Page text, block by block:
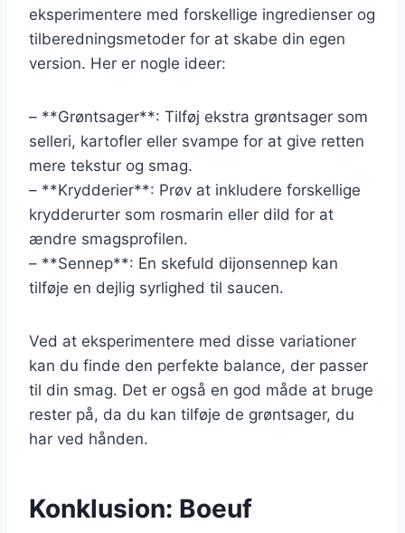
eksperimentere med forskellige ingredienser og
tilberedningsmetoder for at skabe din egen
version. Her er nogle ideer:
– **Grøntsager**: Tilføj ekstra grøntsager som
selleri, kartofler eller svampe for at give retten
mere tekstur og smag.
– **Krydderier**: Prøv at inkludere forskellige
krydderurter som rosmarin eller dild for at
ændre smagsprofilen.
– **Sennep**: En skefuld dijonsennep kan
tilføje en dejlig syrlighed til saucen.
Ved at eksperimentere med disse variationer
kan du finde den perfekte balance, der passer
til din smag. Det er også en god måde at bruge
rester på, da du kan tilføje de grøntsager, du
har ved hånden.
Konklusion: Boeuf